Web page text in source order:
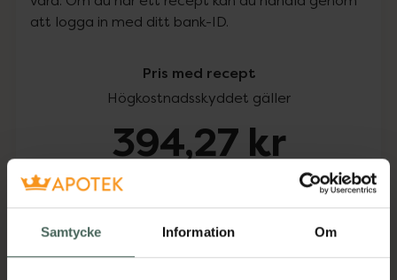
Samtycke Information Om
att logga in med ditt bank-ID.
Pris med recept
Högkostnadsskyddet gäller
394,27 kr
Köp via ditt recept